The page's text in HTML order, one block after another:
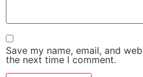
Save my name, email, and
the next time I comment.